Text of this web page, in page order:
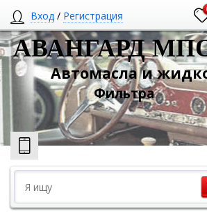
Вход / Регистрация
АВАНГАРД
Автомасла и
Фильтра